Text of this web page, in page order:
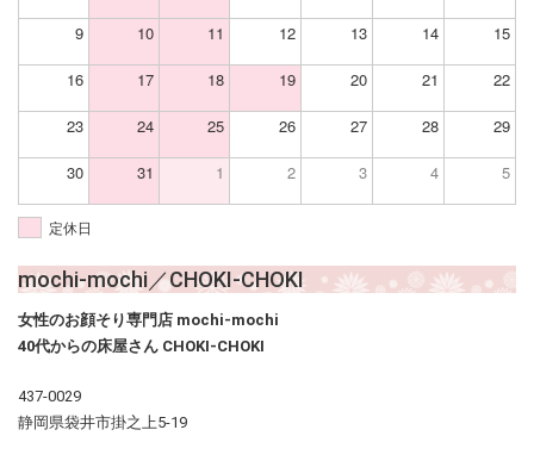
9 10 11 12 13 14 15
16 17 18 19 20 21 22
23 24 25 26 27 28 29
30 31 1 2 3 4 5
定休日
mochi-mochi／CHOKI-CHOKI
女性のお顔そり専門店 mochi-mochi
40代からの床屋さん CHOKI-CHOKI
437-0029
静岡県袋井市掛之上5-19